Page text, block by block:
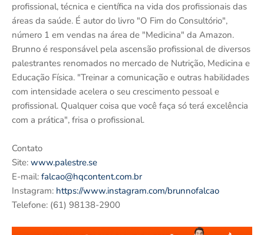
profissional, técnica e científica na vida dos profissionais das
áreas da saúde. É autor do livro "O Fim do Consultório",
número 1 em vendas na área de "Medicina" da Amazon.
Brunno é responsável pela ascensão profissional de diversos
palestrantes renomados no mercado de Nutrição, Medicina e
Educação Física. "Treinar a comunicação e outras habilidades
com intensidade acelera o seu crescimento pessoal e
profissional. Qualquer coisa que você faça só terá excelência
com a prática", frisa o profissional.
Contato
Site: www.palestre.se
E-mail: falcao@hqcontent.com.br
Instagram: https://www.instagram.com/brunnofalcao
Telefone: (61) 98138-2900